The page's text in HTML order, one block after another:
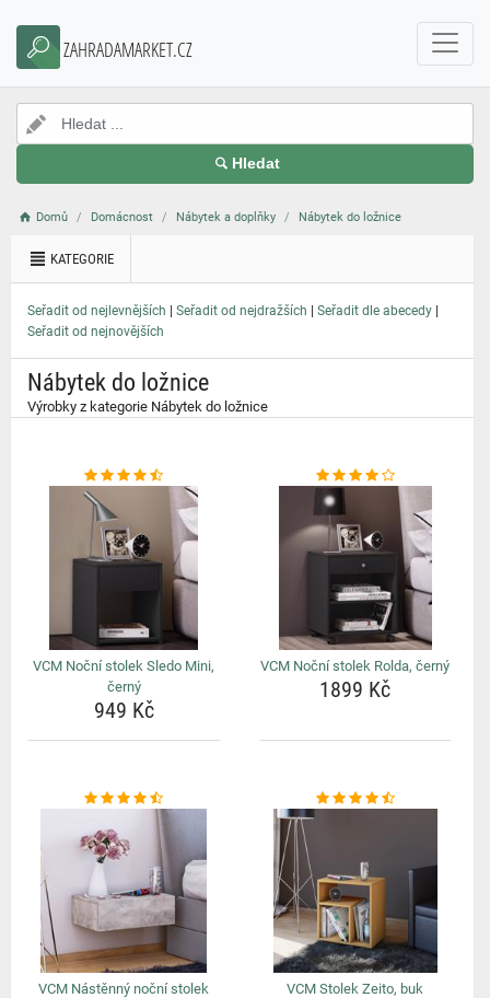
ZAHRADAMARKET.CZ
Hledat
Domů Domácnost Nábytek a doplňky Nábytek do ložnice
KATEGORIE
Seřadit od nejlevnějších | Seřadit od nejdražších | Seřadit dle abecedy |
Seřadit od nejnovějších
Nábytek do ložnice
Výrobky z kategorie Nábytek do ložnice
VCM Noční stolek Sledo Mini,
černý
949 Kč
VCM Noční stolek Rolda, černý
1899 Kč
VCM Nástěnný noční stolek
VCM Stolek Zeito, buk